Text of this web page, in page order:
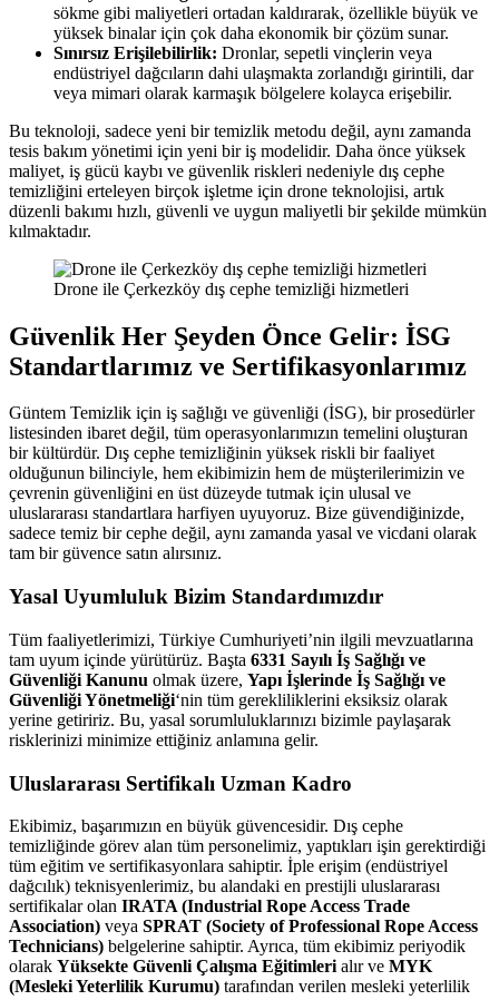
sökme gibi maliyetleri ortadan kaldırarak, özellikle büyük ve
yüksek binalar için çok daha ekonomik bir çözüm sunar.
Sınırsız Erişilebilirlik: Dronlar, sepetli vinçlerin veya
endüstriyel dağcıların dahi ulaşmakta zorlandığı girintili, dar
veya mimari olarak karmaşık bölgelere kolayca erişebilir.
Bu teknoloji, sadece yeni bir temizlik metodu değil, aynı zamanda
tesis bakım yönetimi için yeni bir iş modelidir. Daha önce yüksek
maliyet, iş gücü kaybı ve güvenlik riskleri nedeniyle dış cephe
temizliğini erteleyen birçok işletme için drone teknolojisi, artık
düzenli bakımı hızlı, güvenli ve uygun maliyetli bir şekilde mümkün
kılmaktadır.
Drone ile Çerkezköy dış cephe temizliği hizmetleri
Güvenlik Her Şeyden Önce Gelir: İSG
Standartlarımız ve Sertifikasyonlarımız
Güntem Temizlik için iş sağlığı ve güvenliği (İSG), bir prosedürler
listesinden ibaret değil, tüm operasyonlarımızın temelini oluşturan
bir kültürdür. Dış cephe temizliğinin yüksek riskli bir faaliyet
olduğunun bilinciyle, hem ekibimizin hem de müşterilerimizin ve
çevrenin güvenliğini en üst düzeyde tutmak için ulusal ve
uluslararası standartlara harfiyen uyuyoruz. Bize güvendiğinizde,
sadece temiz bir cephe değil, aynı zamanda yasal ve vicdani olarak
tam bir güvence satın alırsınız.
Yasal Uyumluluk Bizim Standardımızdır
Tüm faaliyetlerimizi, Türkiye Cumhuriyeti’nin ilgili mevzuatlarına
tam uyum içinde yürütürüz. Başta 6331 Sayılı İş Sağlığı ve
Güvenliği Kanunu olmak üzere, Yapı İşlerinde İş Sağlığı ve
Güvenliği Yönetmeliği‘nin tüm gerekliliklerini eksiksiz olarak
yerine getiririz. Bu, yasal sorumluluklarınızı bizimle paylaşarak
risklerinizi minimize ettiğiniz anlamına gelir.
Uluslararası Sertifikalı Uzman Kadro
Ekibimiz, başarımızın en büyük güvencesidir. Dış cephe
temizliğinde görev alan tüm personelimiz, yaptıkları işin gerektirdiği
tüm eğitim ve sertifikasyonlara sahiptir. İple erişim (endüstriyel
dağcılık) teknisyenlerimiz, bu alandaki en prestijli uluslararası
sertifikalar olan IRATA (Industrial Rope Access Trade
Association) veya SPRAT (Society of Professional Rope Access
Technicians) belgelerine sahiptir. Ayrıca, tüm ekibimiz periyodik
olarak Yüksekte Güvenli Çalışma Eğitimleri alır ve MYK
(Mesleki Yeterlilik Kurumu) tarafından verilen mesleki yeterlilik